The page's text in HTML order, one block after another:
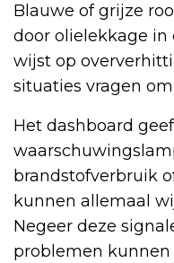
Blauwe of grijze
door olielekkage in
wijst op
situaties vragen
Het dashboard
brandstofverbruik
kunnen allemaal
Negeer deze
problemen